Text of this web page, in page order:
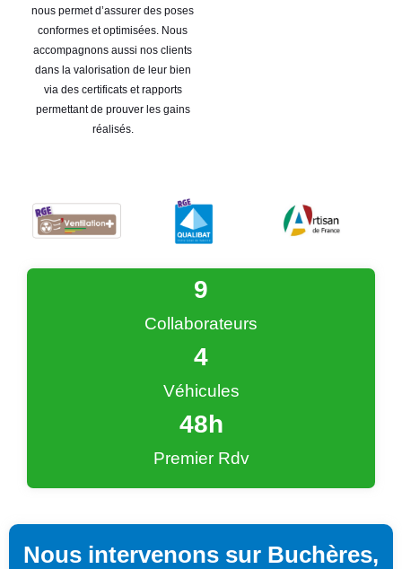
nous permet d’assurer des poses
conformes et optimisées. Nous
accompagnons aussi nos clients
dans la valorisation de leur bien
via des certificats et rapports
permettant de prouver les gains
réalisés.
Collaborateurs
9
Véhicules
4
Premier Rdv
48h
Nous intervenons sur Buchères,